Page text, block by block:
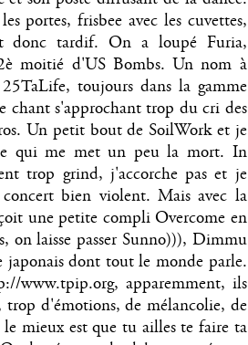
portes, frisbee avec les cuvettes,
donc tardif. On a loupé Furia,
moitié d'US Bombs. Un nom à
toujours dans la gamme
chant s'approchant trop du cri des
Un petit bout de SoilWork et je
qui me met un peu la mort. In
trop grind, j'accorche pas et je
bien violent. Mais avec la
une petite compli Overcome en
on laisse passer Sunno))), Dimmu
japonais dont tout le monde parle.
www.tpip.org, apparemment, ils
trop d'émotions, de mélancolie, de
mieux est que tu ailles te faire ta